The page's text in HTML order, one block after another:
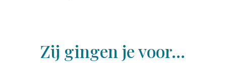
Zij gingen je voor…